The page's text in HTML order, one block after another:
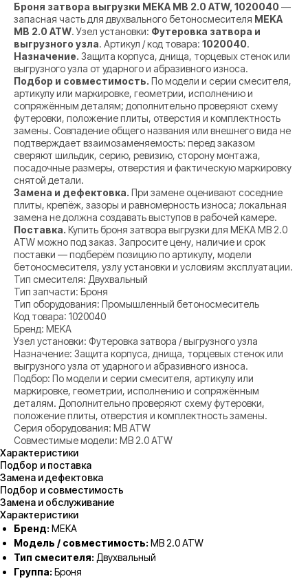
Броня затвора выгрузки MEKA MB 2.0 ATW, 1020040 —
запасная часть для двухвального бетоносмесителя MEKA
MB 2.0 ATW. Узел установки: Футеровка затвора и
выгрузного узла. Артикул / код товара: 1020040.
Назначение. Защита корпуса, днища, торцевых стенок или
выгрузного узла от ударного и абразивного износа.
Подбор и совместимость. По модели и серии смесителя,
артикулу или маркировке, геометрии, исполнению и
сопряжённым деталям; дополнительно проверяют схему
футеровки, положение плиты, отверстия и комплектность
замены. Совпадение общего названия или внешнего вида не
подтверждает взаимозаменяемость: перед заказом
сверяют шильдик, серию, ревизию, сторону монтажа,
посадочные размеры, отверстия и фактическую маркировку
снятой детали.
Замена и дефектовка. При замене оценивают соседние
плиты, крепёж, зазоры и равномерность износа; локальная
замена не должна создавать выступов в рабочей камере.
Поставка. Купить броня затвора выгрузки для MEKA MB 2.0
ATW можно под заказ. Запросите цену, наличие и срок
поставки — подберём позицию по артикулу, модели
бетоносмесителя, узлу установки и условиям эксплуатации.
Тип смесителя: Двухвальный
Тип запчасти: Броня
Тип оборудования: Промышленный бетоносмеситель
Код товара: 1020040
Бренд: MEKA
Узел установки: Футеровка затвора / выгрузного узла
Назначение: Защита корпуса, днища, торцевых стенок или
выгрузного узла от ударного и абразивного износа.
Подбор: По модели и серии смесителя, артикулу или
маркировке, геометрии, исполнению и сопряжённым
деталям. Дополнительно проверяют схему футеровки,
положение плиты, отверстия и комплектность замены.
Серия оборудования: MB ATW
Совместимые модели: MB 2.0 ATW
Характеристики
Подбор и поставка
Замена и дефектовка
Подбор и совместимость
Замена и обслуживание
Характеристики
Бренд: MEKA
Модель / совместимость: MB 2.0 ATW
Тип смесителя: Двухвальный
Группа: Броня